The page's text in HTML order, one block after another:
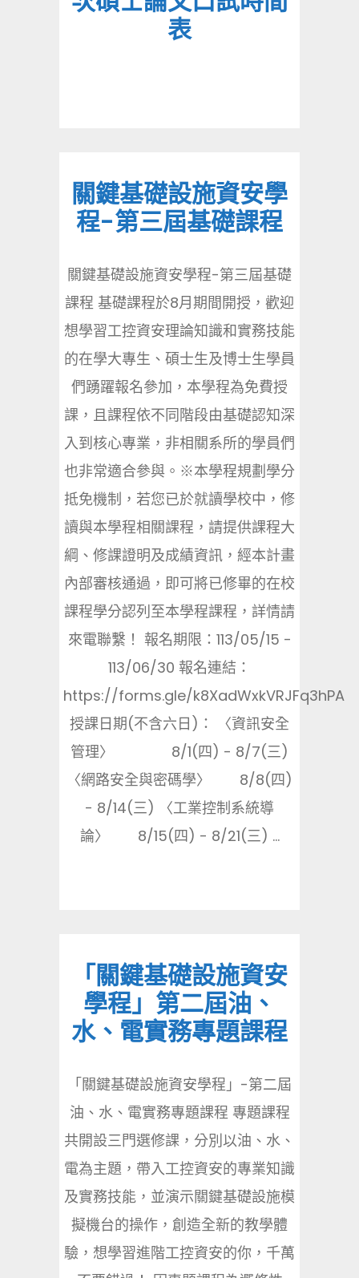
表
關鍵基礎設施資安學
程-第三屆基礎課程
關鍵基礎設施資安學程-第三屆基礎
課程 基礎課程於8月期間開授，歡迎
想學習工控資安理論知識和實務技能
的在學大專生、碩士生及博士生學員
們踴躍報名參加，本學程為免費授
課，且課程依不同階段由基礎認知深
入到核心專業，非相關系所的學員們
也非常適合參與。※本學程規劃學分
抵免機制，若您已於就讀學校中，修
讀與本學程相關課程，請提供課程大
綱、修課證明及成績資訊，經本計畫
內部審核通過，即可將已修畢的在校
課程學分認列至本學程課程，詳情請
來電聯繫！ 報名期限：113/05/15 -
113/06/30 報名連結：
https://forms.gle/k8XadWxkVRJFq3hPA
授課日期(不含六日)： 〈資訊安全
管理〉 8/1(四) - 8/7(三)
〈網路安全與密碼學〉 8/8(四)
- 8/14(三) 〈工業控制系統導
論〉 8/15(四) - 8/21(三) ...
「關鍵基礎設施資安
學程」第二屆油、
水、電實務專題課程
「關鍵基礎設施資安學程」-第二屆
油、水、電實務專題課程 專題課程
共開設三門選修課，分別以油、水、
電為主題，帶入工控資安的專業知識
及實務技能，並演示關鍵基礎設施模
擬機台的操作，創造全新的教學體
驗，想學習進階工控資安的你，千萬